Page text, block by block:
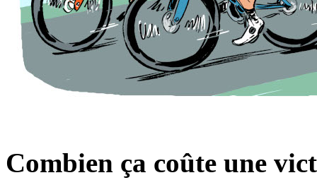
Combien ça coûte une